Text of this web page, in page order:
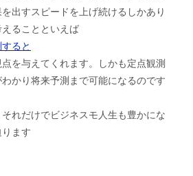
出すスピードを上げ続けるしかあり
ることといえば
ると
を与えてくれます。しかも定点観測
かり将来予測まで可能になるのです
れだけでビジネスモ人生も豊かにな
ます